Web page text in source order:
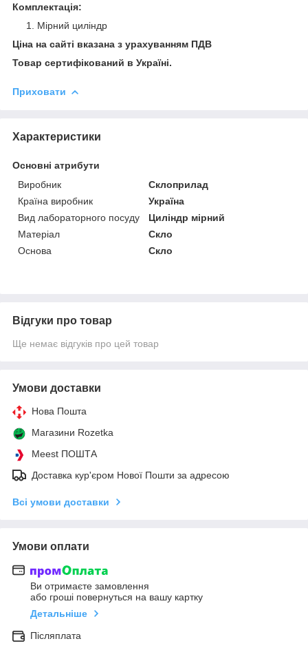
Комплектація:
Мірний циліндр
Ціна на сайті вказана з урахуванням ПДВ
Товар сертифікований в Україні.
Приховати
Характеристики
Основні атрибути
Виробник
Склоприлад
Країна виробник
Україна
Вид лабораторного посуду
Циліндр мірний
Матеріал
Скло
Основа
Скло
Відгуки про товар
Ще немає відгуків про цей товар
Умови доставки
Нова Пошта
Магазини Rozetka
Meest ПОШТА
Доставка кур'єром Нової Пошти за адресою
Всі умови доставки
Умови оплати
Ви отримаєте замовлення
або гроші повернуться на вашу картку
Детальніше
Післяплата